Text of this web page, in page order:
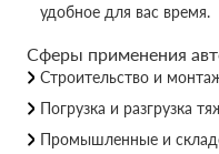
удобное для вас время.
Сферы применения
Строительство и
Погрузка и разгрузка
Промышленные и